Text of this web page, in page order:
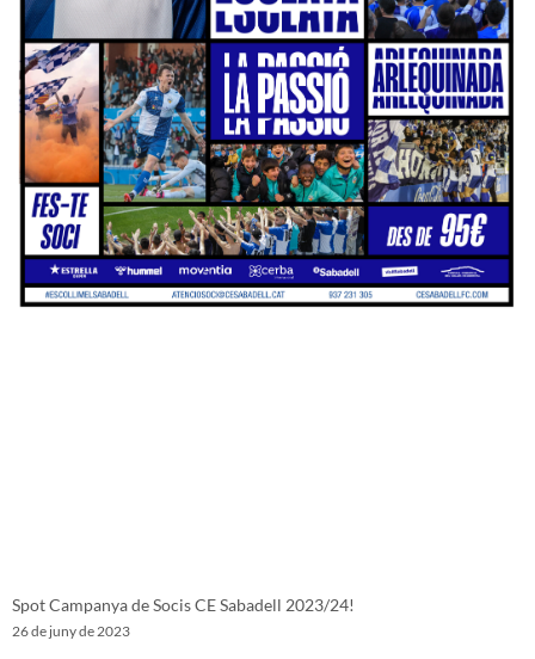
Spot Campanya de Socis CE Sabadell 2023/24!
26 de juny de 2023